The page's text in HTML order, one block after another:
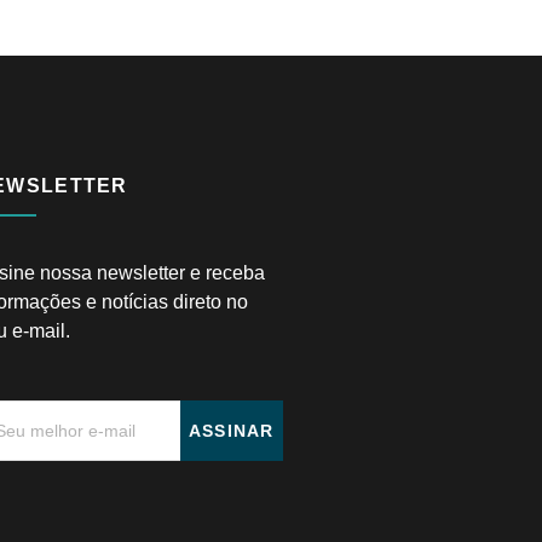
nossa newsletter e receba
e notícias direto no
e-mail.
ASSINAR